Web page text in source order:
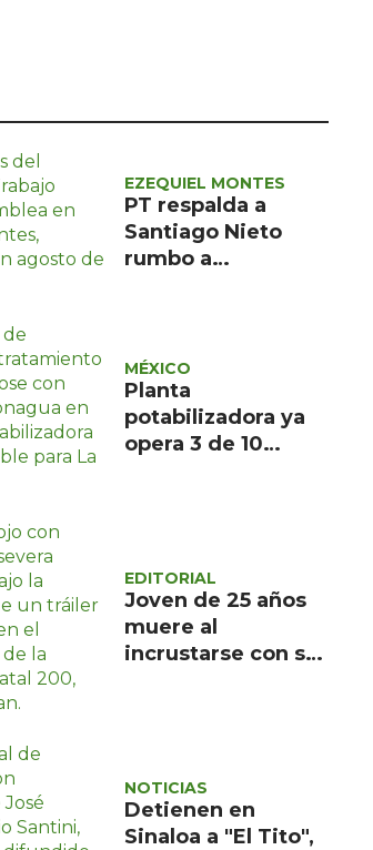
Política
Turismo
Asuntos Sociales
Estilo de vida
EZEQUIEL MONTES
PT respalda a
Santiago Nieto
rumbo a
MÉXICO
Planta
potabilizadora ya
opera 3 de 10
EDITORIAL
Joven de 25 años
muere al
incrustarse con su
Tequisquiapan
NOTICIAS
Detienen en
Sinaloa a "El Tito",